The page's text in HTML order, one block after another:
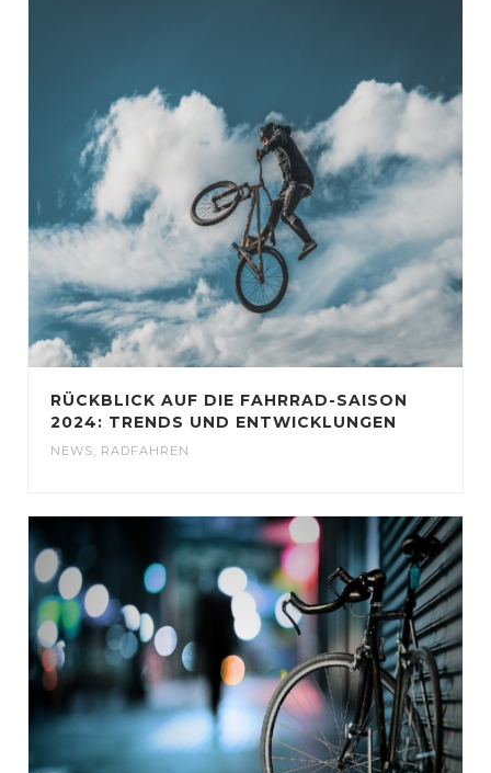
RÜCKBLICK AUF DIE FAHRRAD-SAISON
2024: TRENDS UND ENTWICKLUNGEN
NEWS, RADFAHREN